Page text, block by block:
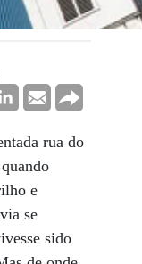
rua do
e
se
sido